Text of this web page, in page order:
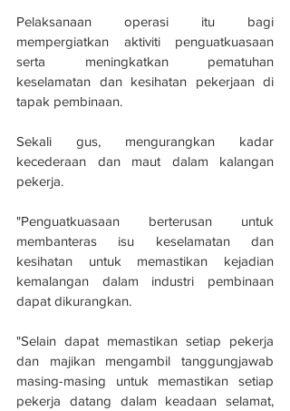
Pelaksanaan operasi itu bagi
mempergiatkan aktiviti penguatkuasaan
serta meningkatkan pematuhan
keselamatan dan kesihatan pekerjaan di
tapak pembinaan.
Sekali gus, mengurangkan kadar
kecederaan dan maut dalam kalangan
pekerja.
"Penguatkuasaan berterusan untuk
membanteras isu keselamatan dan
kesihatan untuk memastikan kejadian
kemalangan dalam industri pembinaan
dapat dikurangkan.
"Selain dapat memastikan setiap pekerja
dan majikan mengambil tanggungjawab
masing-masing untuk memastikan setiap
pekerja datang dalam keadaan selamat,